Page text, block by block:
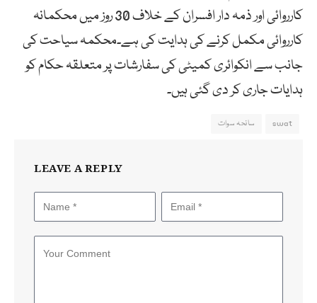
کارروائی اور ذمہ دار افسران کے خلاف 30 روز میں محکمانہ
کارروائی مکمل کرنے کی ہدایت کی ہے۔محکمہ سیاحت کی
جانب سے انکوائری کمیٹی کی سفارشات پر متعلقہ حکام کو
ہدایات جاری کر دی گئی ہیں۔
swat سانحہ سوات
LEAVE A REPLY